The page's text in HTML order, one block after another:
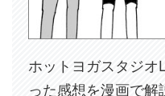
ホットヨガスタジオ
った感想を漫画で解